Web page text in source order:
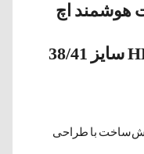
هوشمند اچ
کی مدل HK11 Mini Plus سایز 38/41
با طراحی